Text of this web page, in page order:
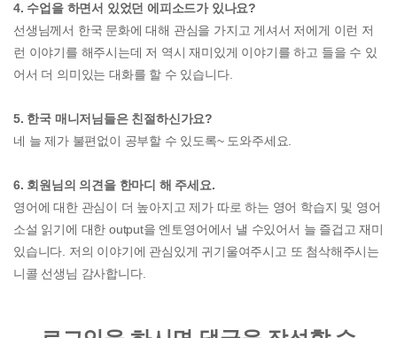
4. 수업을 하면서 있었던 에피소드가 있나요?
선생님께서 한국 문화에 대해 관심을 가지고 게셔서 저에게 이런 저
런 이야기를 해주시는데 저 역시 재미있게 이야기를 하고 들을 수 있
어서 더 의미있는 대화를 할 수 있습니다.
5. 한국 매니저님들은 친절하신가요?
네 늘 제가 불편없이 공부할 수 있도록~ 도와주세요.
6. 회원님의 의견을 한마디 해 주세요.
영어에 대한 관심이 더 높아지고 제가 따로 하는 영어 학습지 및 영어
소설 읽기에 대한 output을 엔토영어에서 낼 수있어서 늘 즐겁고 재미
있습니다. 저의 이야기에 관심있게 귀기울여주시고 또 첨삭해주시는
니콜 선생님 감사합니다.